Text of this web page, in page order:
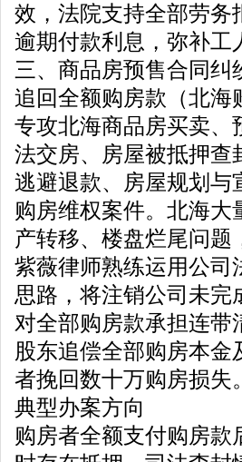
效，法院支持全部劳务
逾期付款利息，弥补工
三、商品房预售合同
追回全额购房款（北海
专攻北海商品房买卖、
法交房、房屋被抵押查
逃避退款、房屋规划与
购房维权案件。北海
产转移、楼盘烂尾问
紫薇律师熟练运用公司
思路，将注销公司未完
对全部购房款承担连带
股东追偿全部购房本
者挽回数十万购房损失。
典型办案方向
购房者全额支付购房